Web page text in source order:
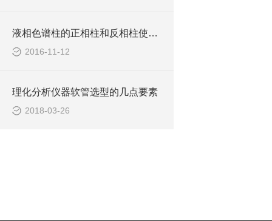
液相色谱柱的正相柱和反相柱使用方法介绍
2016-11-12
理化分析仪器软管选型的几点要素
2018-03-26